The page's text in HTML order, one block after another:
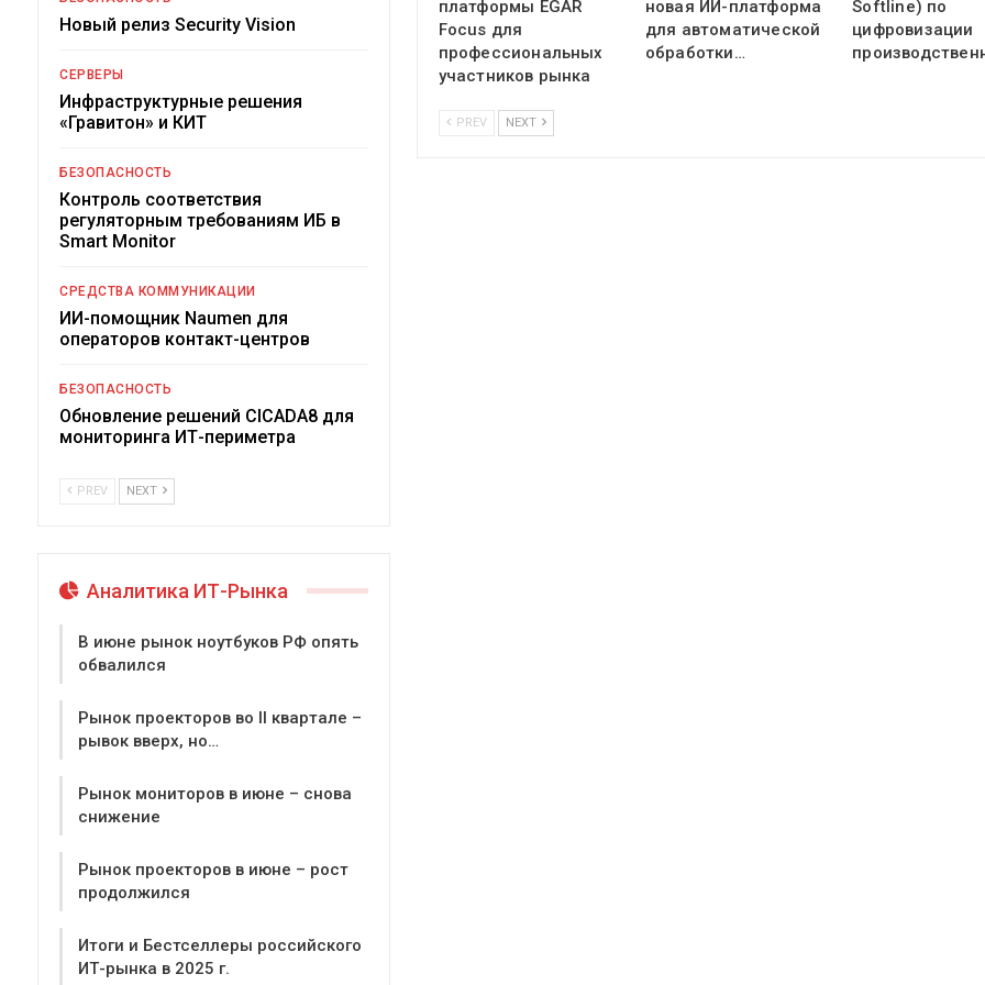
платформы EGAR
Focus для
профессиональных
участников рынка
новая ИИ-платформа
для автоматической
обработки…
Softline) по
цифровизации
PREV NEXT
Новый релиз Security Vision
СЕРВЕРЫ
Инфраструктурные решения
«Гравитон» и КИТ
БЕЗОПАСНОСТЬ
Контроль соответствия
регуляторным требованиям ИБ в
Smart Monitor
СРЕДСТВА КОММУНИКАЦИИ
ИИ-помощник Naumen для
операторов контакт-центров
БЕЗОПАСНОСТЬ
Обновление решений CICADA8 для
мониторинга ИТ-периметра
PREV NEXT
Аналитика ИТ-Рынка
В июне рынок ноутбуков РФ опять
обвалился
Рынок проекторов во II квартале –
рывок вверх, но…
Рынок мониторов в июне – снова
снижение
Рынок проекторов в июне – рост
продолжился
Итоги и Бестселлеры российского
ИТ-рынка в 2025 г.